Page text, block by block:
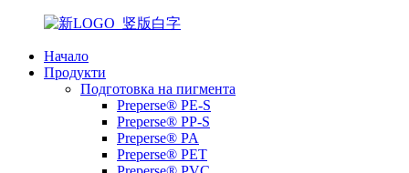
Начало
Продукти
Подготовка на пигмента
Preperse® PE-S
Preperse® PP-S
Preperse® PA
Preperse® PET